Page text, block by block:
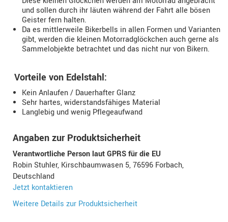
und sollen durch ihr läuten während der Fahrt alle bösen
Geister fern halten.
Da es mittlerweile Bikerbells in allen Formen und Varianten
gibt, werden die kleinen Motorradglöckchen auch gerne als
Sammelobjekte betrachtet und das nicht nur von Bikern.
Vorteile von Edelstahl:
Kein Anlaufen / Dauerhafter Glanz
Sehr hartes, widerstandsfähiges Material
Langlebig und wenig Pflegeaufwand
Angaben zur Produktsicherheit
Verantwortliche Person laut GPRS für die EU
Robin Stuhler, Kirschbaumwasen 5, 76596 Forbach,
Deutschland
Jetzt kontaktieren
Weitere Details zur Produktsicherheit